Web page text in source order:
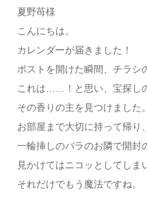
夏野苺様
こんにちは。
カレンダーが届きました！
ポストを開けた瞬間、チラシ
これは……！と思い、宝探し
その香りの主を見つけました。
お部屋まで大切に持って帰り
一輪挿しのバラのお隣で開封
見かけてはニコッとしてしま
それだけでもう魔法ですね。